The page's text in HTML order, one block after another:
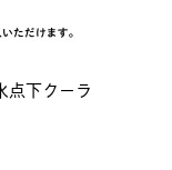
点下クーラ